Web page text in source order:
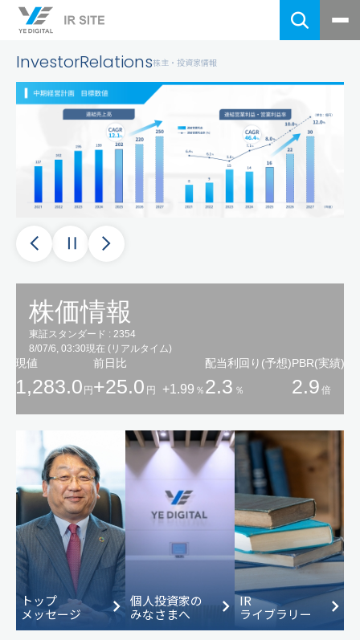
よくあるご質問
お問い合わせ
サイトマップ
企業サイト
基本情報・経営方針
トップメッセージ
企業理念
会社概要
中期経営計画
財務・業績
経営成績
配当状況
株式基本情報
YEデジタルのあゆみと強み
中期経営計画
サステナビリティ
当社のサステナビリティ
事業を通じたサステナビリティ
コーポレートガバナンス
人材・組織
地域貢献
IRライブラリー
決算短信・説明資料
事業報告書
IR情報
IR・ニュース
中期経営計画
IRカレンダー
IRアンケート
アクセスランキング
（集計期間：2026年7月）
IR・ニュース
2.IRライブラリー
YEデジタルとNVIDIA、フィジカル
AI分野で協業
4.YEデジタル、安川電機の最先端工
5. 株式情報
InvestorRelations株主・投資家情報
トップ
メッセージ
個人投資家の
みなさまへ
IR
ライブラリー